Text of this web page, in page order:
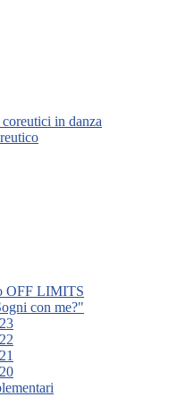
in danza
OFF LIMITS
con me?"